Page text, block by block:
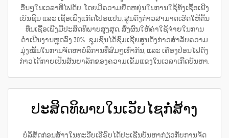
ອື່ນໆໃນເວລາທີ່ໄຟດັບ. ໂດຍມີຄວາມຍືດຫຍຸ່ນໃນການໃຊ້ທັງເຊື້ອເພີງ
ເບັນຊິນ ແລະ ເຊື້ອເພີງແກັດໂປຣແປນ, ສູນດັ່ງກ່າວສາມາດເຮັດໃຫ້ຕົ້ນ
ທຶນເຊື້ອເພີງມີປະສິດທິພາບສູງສຸດ, ສົ່ງຜົນໃຫ້ຄ່າໃຊ້ຈ່າຍໃນການ
ດຳເນີນງານຫຼຸດລົງ 30%. ຊຸມຊົນໄດ້ຊົມເຊີຍສູນດັ່ງກ່າວສຳລັບຄວາມ
ມຸ່ງໝັ້ນໃນການຈັດຫາບໍລິການທີ່ສົມໆເທົ່າກັນ, ແລະ ເຄື່ອງປ່ອນໄຟດັ່ງ
ກ່າວໄດ້ກາຍເປັນສັນຍາລັກຂອງຄວາມເຂັ້ມແຂງໃນເວລາເກີດບັນຫາ.
ປະສິດທິພາບໃນເວັບໄຊກໍ່ສ້າງ
ບໍລິສັດກ່ອນສ້າງໃນທະວີບເອີຣົບໄດ້ປະເຊີນບັນຫາກ່ຽວກັບການຈັດ